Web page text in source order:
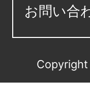
お問い合